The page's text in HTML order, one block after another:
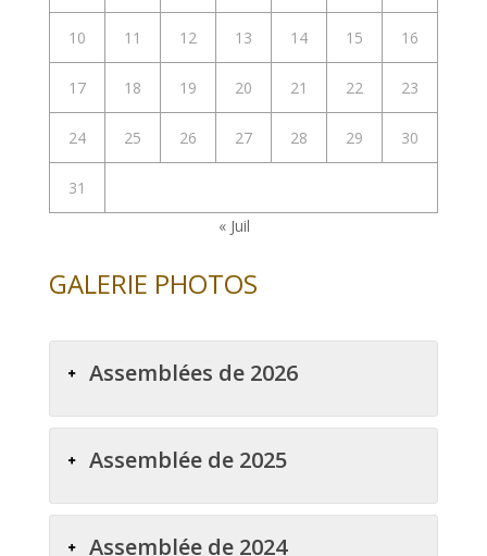
10 11 12 13 14 15 16
17 18 19 20 21 22 23
24 25 26 27 28 29 30
31
« Juil
GALERIE PHOTOS
Assemblées de 2026
Assemblée de 2025
Assemblée de 2024